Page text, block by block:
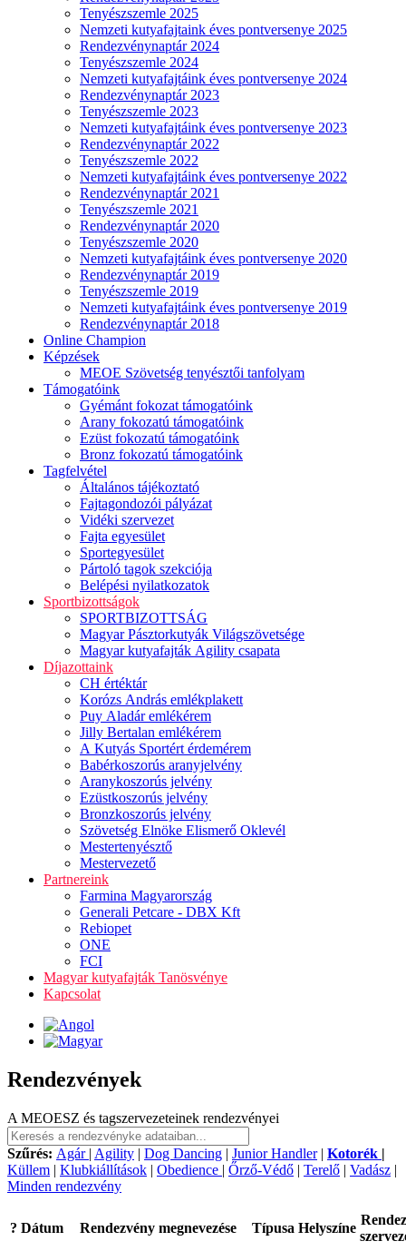
Tenyészszemle 2025
Nemzeti kutyafajtaink éves pontversenye 2025
Rendezvénynaptár 2024
Tenyészszemle 2024
Nemzeti kutyafajtáink éves pontversenye 2024
Rendezvénynaptár 2023
Tenyészszemle 2023
Nemzeti kutyafajtáink éves pontversenye 2023
Rendezvénynaptár 2022
Tenyészszemle 2022
Nemzeti kutyafajtáink éves pontversenye 2022
Rendezvénynaptár 2021
Tenyészszemle 2021
Rendezvénynaptár 2020
Tenyészszemle 2020
Nemzeti kutyafajtáink éves pontversenye 2020
Rendezvénynaptár 2019
Tenyészszemle 2019
Nemzeti kutyafajtáink éves pontversenye 2019
Rendezvénynaptár 2018
Online Champion
Képzések
MEOE Szövetség tenyésztői tanfolyam
Támogatóink
Gyémánt fokozat támogatóink
Arany fokozatú támogatóink
Ezüst fokozatú támogatóink
Bronz fokozatú támogatóink
Tagfelvétel
Általános tájékoztató
Fajtagondozói pályázat
Vidéki szervezet
Fajta egyesület
Sportegyesület
Pártoló tagok szekciója
Belépési nyilatkozatok
Sportbizottságok
SPORTBIZOTTSÁG
Magyar Pásztorkutyák Világszövetsége
Magyar kutyafajták Agility csapata
Díjazottaink
CH értéktár
Korózs András emlékplakett
Puy Aladár emlékérem
Jilly Bertalan emlékérem
A Kutyás Sportért érdemérem
Babérkoszorús aranyjelvény
Aranykoszorús jelvény
Ezüstkoszorús jelvény
Bronzkoszorús jelvény
Szövetség Elnöke Elismerő Oklevél
Mestertenyésztő
Mestervezető
Partnereink
Farmina Magyarország
Generali Petcare - DBX Kft
Rebiopet
ONE
FCI
Magyar kutyafajták Tanösvénye
Kapcsolat
Rendezvények
A MEOESZ és tagszervezeteinek rendezvényei
Szűrés: Agár | Agility | Dog Dancing | Junior Handler| Kotorék |
Küllem | Klubkiállítások | Obedience | Őrző-Védő | Terelő | Vadász |
Minden rendezvény
? Dátum Rendezvény megnevezése Típusa Helyszíne